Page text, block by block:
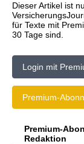
Dieser Artikel ist
für Texte mit
30 Tage sind.
Login mit
Premium-
Premium-
Redaktion